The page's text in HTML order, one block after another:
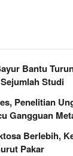
Bantu
Studi
Penelitian
Gangguan
Berlebih,
Pakar